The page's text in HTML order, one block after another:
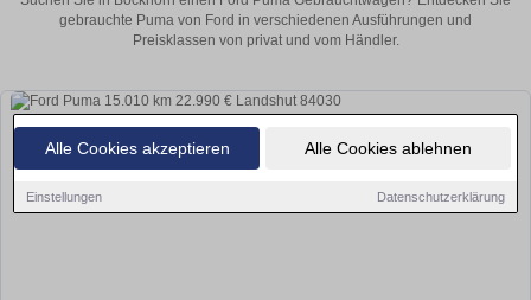
Alle Cookies akzeptieren Alle Cookies ablehnen
Einstellungen Datenschutzerklärung
gebrauchte Puma von Ford in verschiedenen Ausführungen und
Preisklassen von privat und vom Händler.